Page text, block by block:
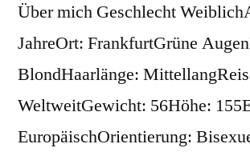
Über mich Geschlecht
JahreOrt: FrankfurtGrüne
BlondHaarlänge:
WeltweitGewicht: 56Höhe:
EuropäischOrientierung: